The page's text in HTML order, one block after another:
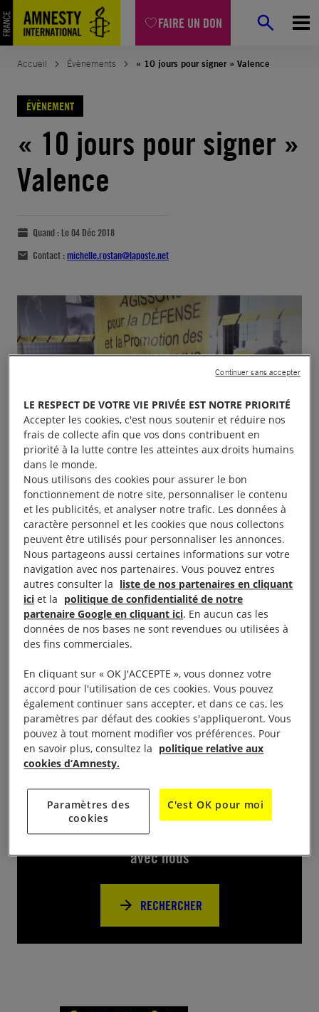
FAIRE UN DON
Accueil Évènements « 10 jours pour signer » Valence
ÉVÈNEMENT
« 10 jours pour signer »
Valence
Quand : Le 04 Déc 2018
Contact :michelle.rostan@laposte.net
Le groupe local aura une Table de signatures pour
à 19h. venez signer nos pétitions pour des
défenseures en danger.
Près de chez vous
Trouvez d’autres événements pour agir
avec nous
RECHERCHER
LE RESPECT DE VOTRE VIE PRIVÉE EST NOTRE PRIORITÉ
Accepter les cookies, c'est nous soutenir et réduire nos
frais de collecte afin que vos dons contribuent en
priorité à la lutte contre les atteintes aux droits humains
dans le monde.
Nous utilisons des cookies pour assurer le bon
fonctionnement de notre site, personnaliser le contenu
et les publicités, et analyser notre trafic. Les données à
caractère personnel et les cookies que nous collectons
peuvent être utilisés pour personnaliser les annonces.
Nous partageons aussi certaines informations sur votre
navigation avec nos partenaires. Vous pouvez entres
autres consulter la liste de nos partenaires en cliquant
ici et la politique de confidentialité de notre
partenaire Google en cliquant ici. En aucun cas les
données de nos bases ne sont revendues ou utilisées à
des fins commerciales.
En cliquant sur « OK J'ACCEPTE », vous donnez votre
accord pour l'utilisation de ces cookies. Vous pouvez
également continuer sans accepter, et dans ce cas, les
paramètres par défaut des cookies s'appliqueront. Vous
pouvez à tout moment modifier vos préférences. Pour
en savoir plus, consultez la politique relative aux
cookies d’Amnesty.
Paramètres des
cookies
C'est OK pour moi
Continuer sans accepter